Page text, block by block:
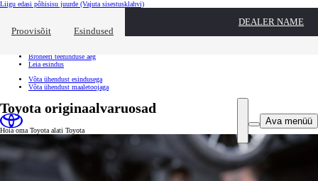
Liigu edasi põhisisu juurde (Vajuta sisestusklahvi)
Proovisõit Esindused
DEALER NAME
Kiirtee Klõpsa kiirtee ülekatte sulgemiseks
Broneeri teeninduse aeg
Leia esindus
Võta ühendust esindusega
Võta ühendust maaletoojaga
Ava menüü
Toyota originaalvaruosad
Hoia oma Toyota alati Toyota